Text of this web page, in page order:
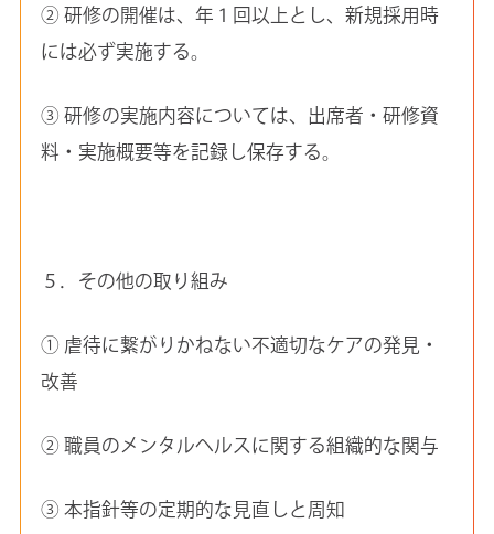
② 研修の開催は、年１回以上とし、新規採用時
には必ず実施する。
③ 研修の実施内容については、出席者・研修資
料・実施概要等を記録し保存する。
５．その他の取り組み
① 虐待に繋がりかねない不適切なケアの発見・
改善
② 職員のメンタルヘルスに関する組織的な関与
③ 本指針等の定期的な見直しと周知